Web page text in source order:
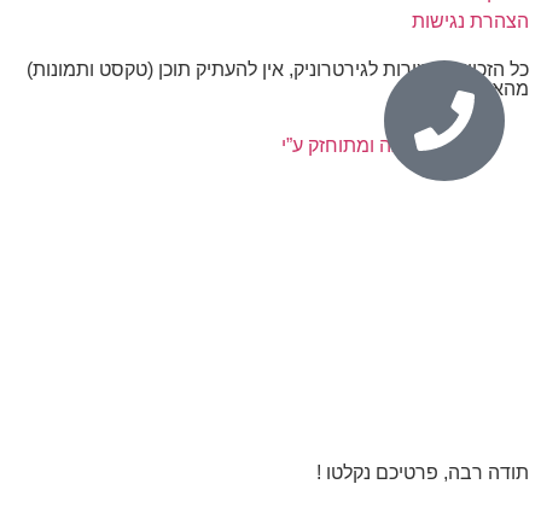
הצהרת נגישות
כל הזכויות שמורות לגירטרוניק, אין להעתיק תוכן (טקסט ותמונות)
מהאתר.
נבנה ומתוחזק ע”י
תודה רבה, פרטיכם נקלטו !